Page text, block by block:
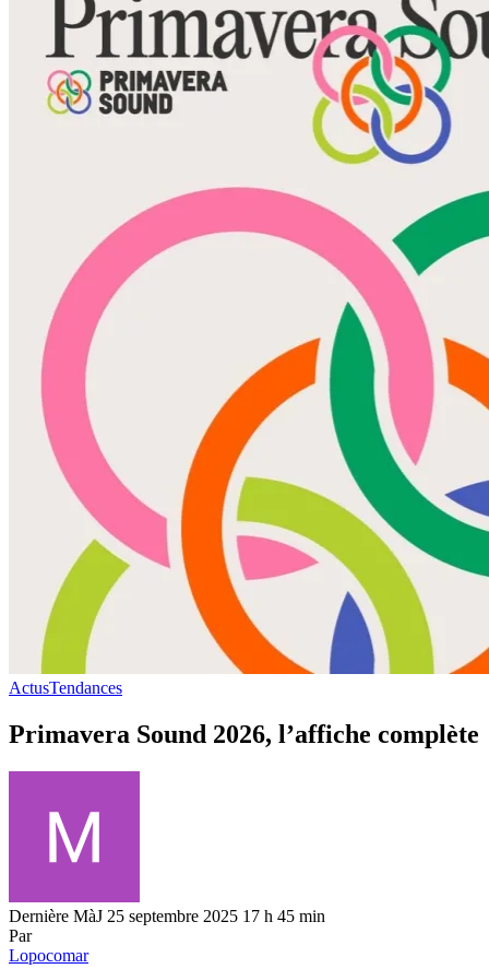
ActusTendances
Primavera Sound 2026, l’affiche complète
Dernière MàJ 25 septembre 2025 17 h 45 min
Par
Lopocomar